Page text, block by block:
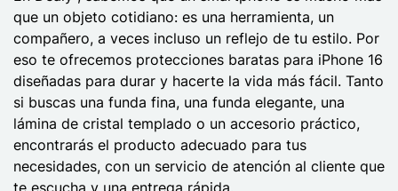
que un objeto cotidiano: es una herramienta, un
compañero, a veces incluso un reflejo de tu estilo. Por
eso te ofrecemos protecciones baratas para iPhone 16
diseñadas para durar y hacerte la vida más fácil. Tanto
si buscas una funda fina, una funda elegante, una
lámina de cristal templado o un accesorio práctico,
encontrarás el producto adecuado para tus
necesidades, con un servicio de atención al cliente que
te escucha y una entrega rápida.